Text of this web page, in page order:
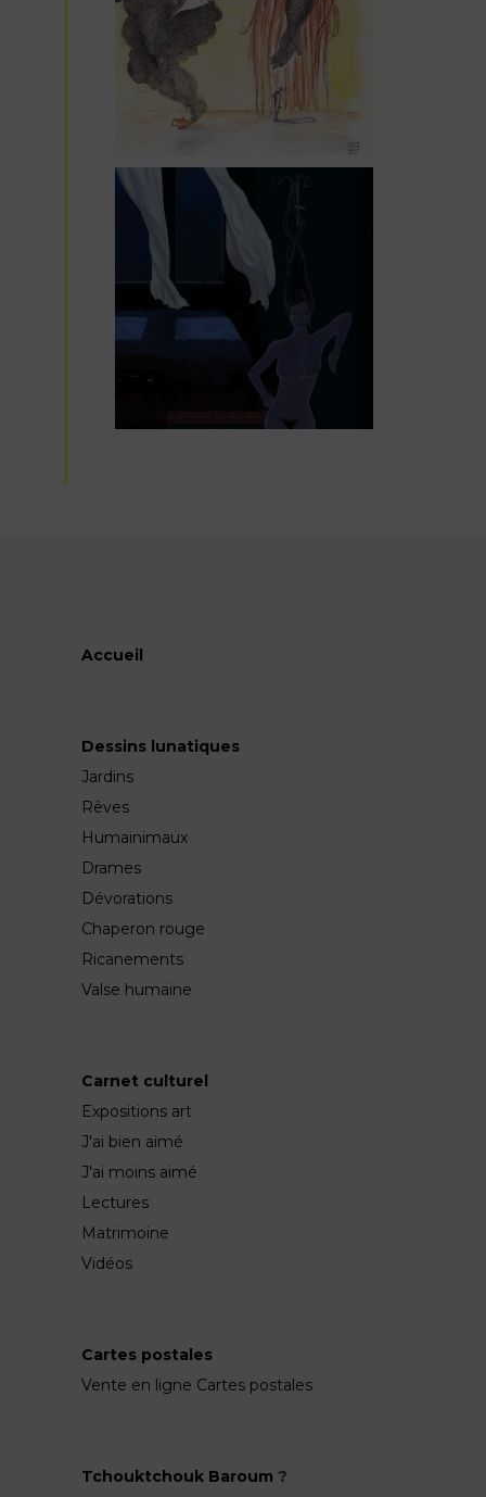
Accueil
Dessins lunatiques
Jardins
Rêves
Humainimaux
Drames
Dévorations
Chaperon rouge
Ricanements
Valse humaine
Carnet culturel
Expositions art
J'ai bien aimé
J'ai moins aimé
Lectures
Matrimoine
Vidéos
Cartes postales
Vente en ligne Cartes postales
Tchouktchouk Baroum ?